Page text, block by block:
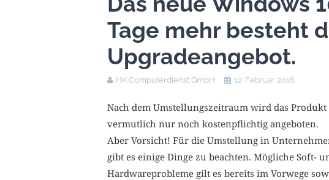
Tage mehr besteht
Upgradeangebot.
HK Computerdienst GmbH 12. Februar 2016
Nach dem Umstellungszeitraum wird das Produkt
vermutlich nur noch kostenpflichtig angeboten.
Aber Vorsicht! Für die Umstellung in
gibt es einige Dinge zu beachten. Mögliche Soft-
Hardwareprobleme gilt es bereits im Vorwege